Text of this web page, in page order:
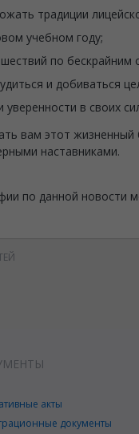
традиции
учебном году;
по бескрайним
и добиваться
в своих
вам этот
наставниками.
по данной новости
акты
документы